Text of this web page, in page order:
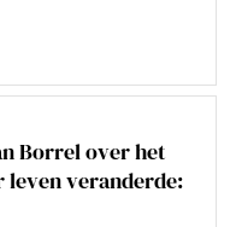
Borrel over het
leven veranderde: